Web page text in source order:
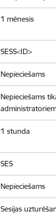
1 mēnesis
SESS<ID>
Nepieciešams
Nepieciešams
1 stunda
SES
Nepieciešams
Sesijas